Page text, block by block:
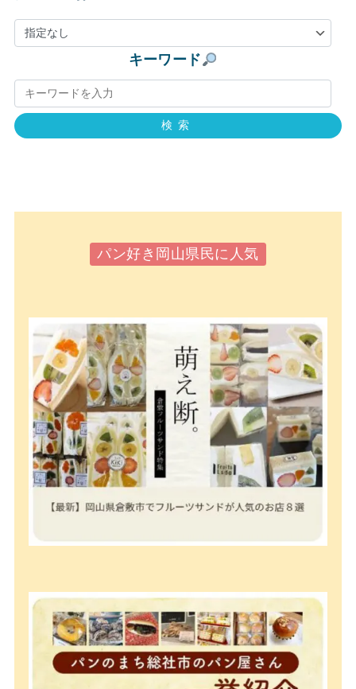
キーワード
検索
パン好き岡山県民に人気